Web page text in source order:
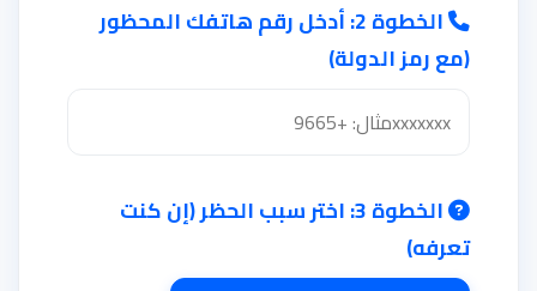
الخطوة 2: أدخل رقم هاتفك المحظور
(مع رمز الدولة)
الخطوة 3: اختر سبب الحظر (إن كنت
تعرفه)